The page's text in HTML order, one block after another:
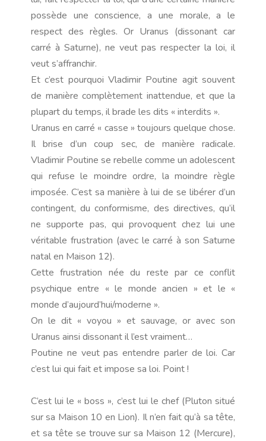
possède une conscience, a une morale, a le
respect des règles. Or Uranus (dissonant car
carré à Saturne), ne veut pas respecter la loi, il
veut s’affranchir.
Et c’est pourquoi Vladimir Poutine agit souvent
de manière complètement inattendue, et que la
plupart du temps, il brade les dits « interdits ».
Uranus en carré « casse » toujours quelque chose.
Il brise d’un coup sec, de manière radicale.
Vladimir Poutine se rebelle comme un adolescent
qui refuse le moindre ordre, la moindre règle
imposée. C’est sa manière à lui de se libérer d’un
contingent, du conformisme, des directives, qu’il
ne supporte pas, qui provoquent chez lui une
véritable frustration (avec le carré à son Saturne
natal en Maison 12).
Cette frustration née du reste par ce conflit
psychique entre « le monde ancien » et le «
monde d’aujourd’hui/moderne ».
On le dit « voyou » et sauvage, or avec son
Uranus ainsi dissonant il l’est vraiment…
Poutine ne veut pas entendre parler de loi. Car
c’est lui qui fait et impose sa loi. Point !
C’est lui le « boss », c’est lui le chef (Pluton situé
sur sa Maison 10 en Lion). Il n’en fait qu’à sa tête,
et sa tête se trouve sur sa Maison 12 (Mercure),